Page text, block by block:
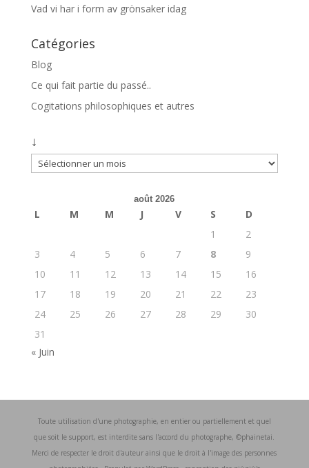
Vad vi har i form av grönsaker idag
Catégories
Blog
Ce qui fait partie du passé..
Cogitations philosophiques et autres
↓
août 2026
L M M J V S
D
1
2
3
4 5 6 7 8
9
10
11 12 13 14 15
16
17
18 19 20 21 22
23
24
25 26 27 28 29
30
31
« Juin
Toute utilisation d'une photographie, en entier ou partiellement et quel
que soit le support, est interdite sans l'accord du photographe, ©phainetai.
Merci de respecter le droit d'auteur ainsi que le droit à l'image des personnes